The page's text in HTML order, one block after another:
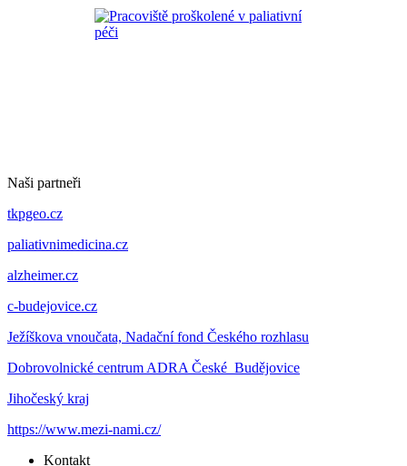
Naši partneři
tkpgeo.cz
paliativnimedicina.cz
alzheimer.cz
c-budejovice.cz
Ježíškova vnoučata, Nadační fond Českého rozhlasu
Dobrovolnické centrum ADRA České Budějovice
Jihočeský kraj
https://www.mezi-nami.cz/
Kontakt